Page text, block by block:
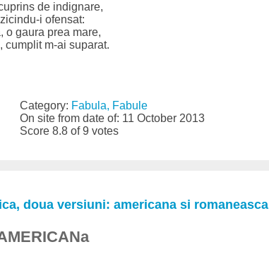
de indignare,
i ofensat:
o gaura prea mare,
cumplit m-ai suparat.
Category: Fabula, Fabule
On site from date of: 11 October 2013
Score 8.8 of 9 votes
doua versiuni: americana si romaneasca